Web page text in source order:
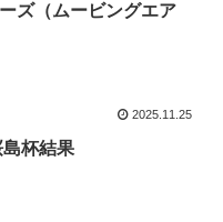
ズ（ムービングエア
2025.11.25
杯結果